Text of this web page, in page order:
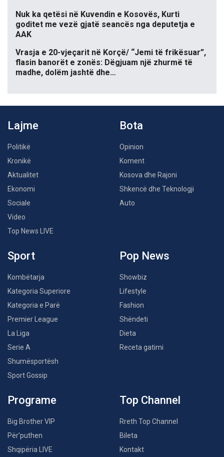
Nuk ka qetësi në Kuvendin e Kosovës, Kurti
goditet me vezë gjatë seancës nga deputetja e
AAK
Vrasja e 20-vjeçarit në Korçë/ “Jemi të frikësuar”,
flasin banorët e zonës: Dëgjuam një zhurmë të
madhe, dolëm jashtë dhe…
Lajme
Politikë
Kronikë
Aktualitet
Ekonomi
Sociale
Video
Top News LIVE
Bota
Opinion
Koment
Kosova dhe Rajoni
Shkencë dhe Teknologji
Auto
Sport
Kombëtarja
Kategoria Superiore
Kategoria e Parë
Premier League
La Liga
Serie A
Shumësportësh
Sport Gossip
Pop News
Showbiz
Lifestyle
Fashion
Shëndeti
Dieta
Receta gatimi
Programe
Big Brother VIP
Për’puthen
Shqipëria LIVE
Top Channel
Rreth Top Channel
Bileta
Kontakt